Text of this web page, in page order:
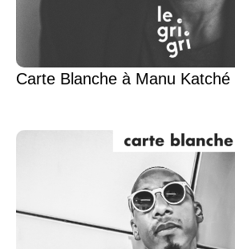
Carte Blanche à Manu Katché